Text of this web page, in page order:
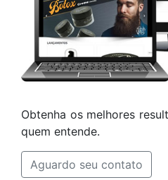
Obtenha os melhores
quem entende.
Aguardo seu contato